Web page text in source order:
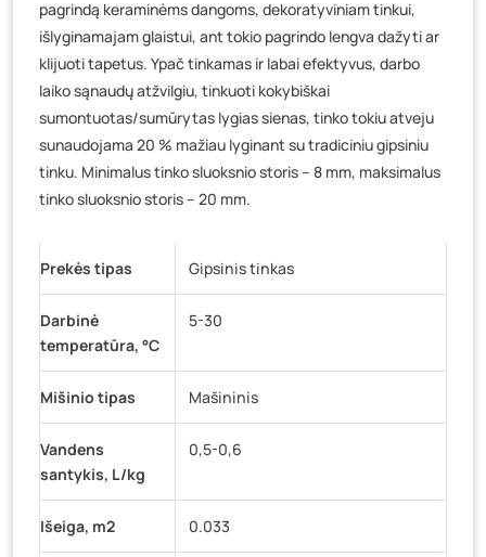
pagrindą keraminėms dangoms, dekoratyviniam tinkui,
išlyginamajam glaistui, ant tokio pagrindo lengva dažyti ar
klijuoti tapetus. Ypač tinkamas ir labai efektyvus, darbo
laiko sąnaudų atžvilgiu, tinkuoti kokybiškai
sumontuotas/sumūrytas lygias sienas, tinko tokiu atveju
sunaudojama 20 % mažiau lyginant su tradiciniu gipsiniu
tinku. Minimalus tinko sluoksnio storis – 8 mm, maksimalus
tinko sluoksnio storis – 20 mm.
Prekės tipas Gipsinis tinkas
Darbinė
temperatūra, °C
5-30
Mišinio tipas Mašininis
Vandens
santykis, L/kg
0,5-0,6
Išeiga, m2 0.033